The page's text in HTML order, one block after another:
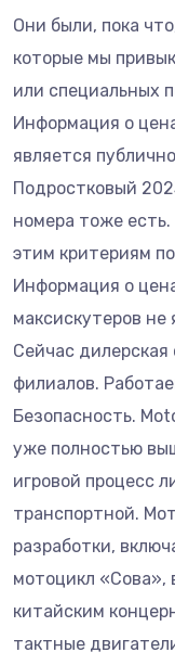
Они были, пока
которые мы
или специальных
Информация о
является
Подростковый
номера тоже
этим критериям
Информация о
максискутеров не
Сейчас дилерская
филиалов.
Безопасность.
уже полностью
игровой процесс
транспортной.
разработки,
мотоцикл «Сова»,
китайским
тактные